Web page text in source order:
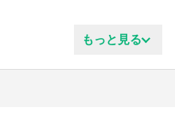
もっと見る